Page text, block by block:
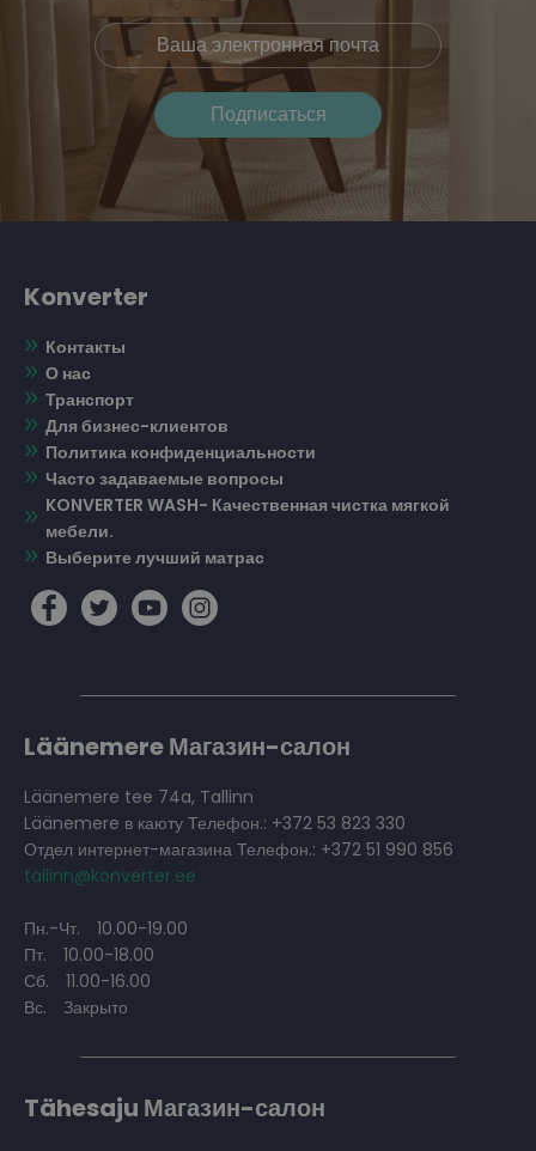
Konverter
Контакты
О нас
Транспорт
Для бизнес-клиентов
Политика конфиденциальности
Часто задаваемые вопросы
KONVERTER WASH- Качественная чистка мягкой
мебели.
Выберите лучший матрас
Läänemere Магазин-салон
Läänemere tee 74a, Tallinn
Läänemere в каюту Телефон.: +372 53 823 330
Отдел интернет-магазина Телефон.: +372 51 990 856
tallinn@konverter.ee
Пн.-Чт.
10.00-19.00
Пт.
10.00-18.00
Сб.
11.00-16.00
Вс.
Закрыто
Tähesaju Магазин-салон